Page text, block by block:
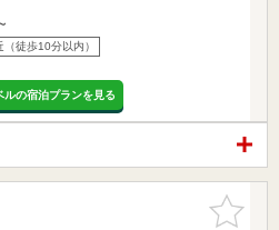
（徒歩10分以内）
ルの宿泊プランを見る
お気に入
りに追加